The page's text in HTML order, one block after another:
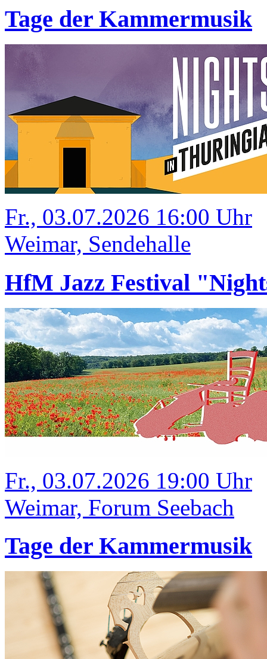
Tage der Kammermusik
Fr., 03.07.2026 16:00 Uhr
Weimar, Sendehalle
HfM Jazz Festival
Fr., 03.07.2026 19:00 Uhr
Weimar, Forum Seebach
Tage der Kammermusik